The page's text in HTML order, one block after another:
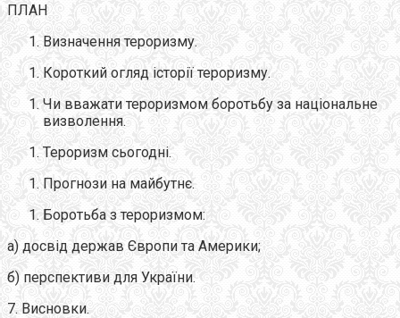
ПЛАН
Визначення тероризму.
Короткий огляд історії тероризму.
Чи вважати тероризмом боротьбу за національне
визволення.
Тероризм сьогодні.
Прогнози на майбутнє.
Боротьба з тероризмом:
а) досвід держав Європи та Америки;
б) перспективи для України.
7. Висновки.